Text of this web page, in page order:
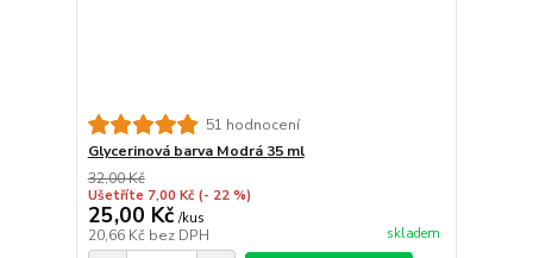
51 hodnocení
Glycerinová barva Modrá 35 ml
32,00 Kč
Ušetříte 7,00 Kč (- 22 %)
25,00 Kč /kus
20,66 Kč bez DPH skladem